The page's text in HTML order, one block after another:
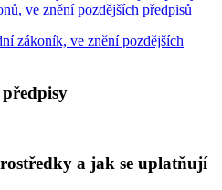
ve znění pozdějších předpisů
zákoník, ve znění pozdějších
předpisy
a jak se uplatňují